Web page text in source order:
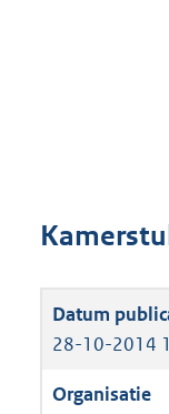
28-10-2014